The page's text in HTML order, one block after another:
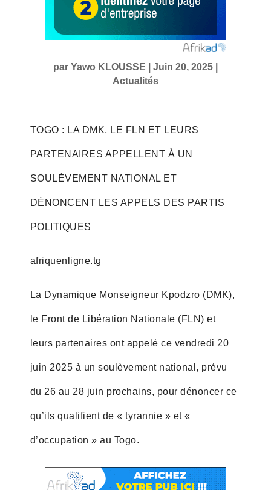
par Yawo KLOUSSE Juin 20, 2025|
Actualités
TOGO : LA DMK, LE FLN ET LEURS
PARTENAIRES APPELLENT À UN
SOULÈVEMENT NATIONAL ET
DÉNONCENT LES APPELS DES PARTIS
POLITIQUES
afriquenligne.tg
La Dynamique Monseigneur Kpodzro (DMK),
le Front de Libération Nationale (FLN) et
leurs partenaires ont appelé ce vendredi 20
juin 2025 à un soulèvement national, prévu
du 26 au 28 juin prochains, pour dénoncer ce
qu’ils qualifient de « tyrannie » et «
d’occupation » au Togo.